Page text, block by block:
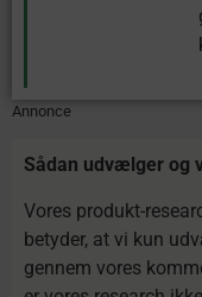
Annonce
Sådan udvælger og
Vores produkt-
betyder, at vi kun
gennem vores